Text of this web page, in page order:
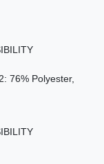
76% Polyester,